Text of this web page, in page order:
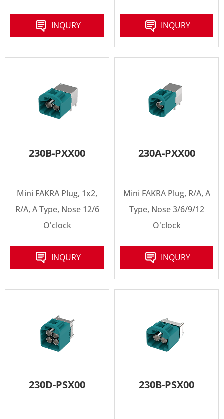
INQURY INQURY
230B-PXX00
Mini FAKRA Plug, 1x2,
R/A, A Type, Nose 12/6
O'clock
INQURY
230A-PXX00
Mini FAKRA Plug, R/A, A
Type, Nose 3/6/9/12
O'clock
INQURY
230D-PSX00 230B-PSX00